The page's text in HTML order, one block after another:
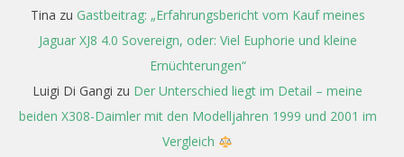
Tina zu Gastbeitrag: „Erfahrungsbericht vom Kauf meines
Jaguar XJ8 4.0 Sovereign, oder: Viel Euphorie und kleine
Ernüchterungen“
Luigi Di Gangi zu Der Unterschied liegt im Detail – meine
beiden X308-Daimler mit den Modelljahren 1999 und 2001 im
Vergleich